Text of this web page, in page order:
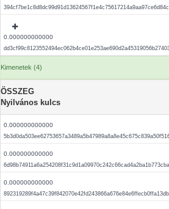
0.000000000000
Kimenetek (4)
ÖSSZEG
Nyilvános kulcs
0.000000000000
0.000000000000
0.000000000000